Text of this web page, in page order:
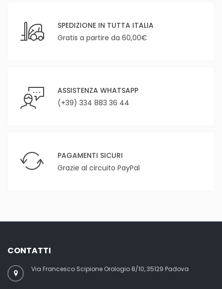
SPEDIZIONE IN TUTTA ITALIA
Gratis a partire da 60,00€
ASSISTENZA WHATSAPP
(+39) 334 883 36 44
PAGAMENTI SICURI
Grazie al circuito PayPal
CONTATTI
Via Francesco Scipione Orologio 8/10, 35129 Padova